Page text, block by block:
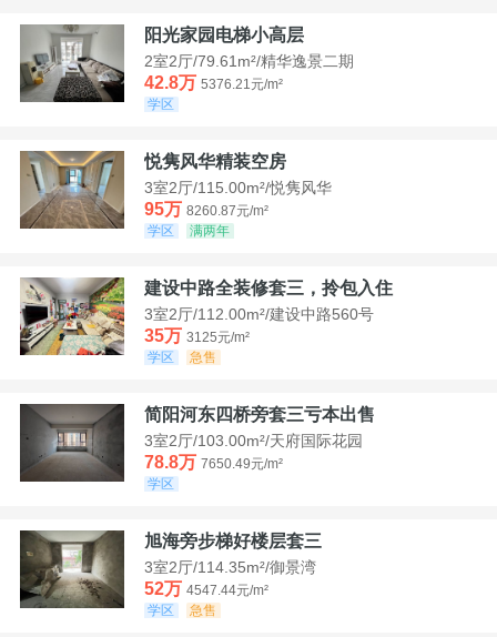
阳光家园电梯小高层
2室2厅/79.61m²/精华逸景二期
42.8万 5376.21元/m²
学区
悦隽风华精装空房
3室2厅/115.00m²/悦隽风华
95万 8260.87元/m²
学区
满两年
建设中路全装修套三，拎包入住
3室2厅/112.00m²/建设中路560号
35万 3125元/m²
学区
急售
简阳河东四桥旁套三亏本出售
3室2厅/103.00m²/天府国际花园
78.8万 7650.49元/m²
学区
旭海旁步梯好楼层套三
3室2厅/114.35m²/御景湾
52万 4547.44元/m²
学区
急售